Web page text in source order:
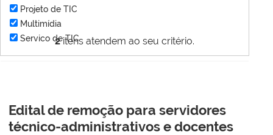
2itens atendem ao seu critério.
Projeto de TIC
Multimídia
Servico de TIC
Edital de remoção para servidores
técnico-administrativos e docentes